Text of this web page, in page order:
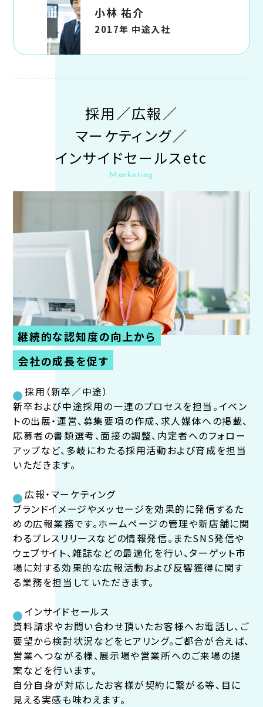
小林 祐介
2017年 中途入社
採用／広報／
マーケティング／
インサイドセールスetc
Marketing
継続的な認知度の向上から
会社の成長を促す
採用（新卒／中途）
新卒および中途採用の一連のプロセスを担当。イベン
トの出展・運営、募集要項の作成、求人媒体への掲載、
応募者の書類選考、面接の調整、内定者へのフォロー
アップなど、多岐にわたる採用活動および育成を担当
いただきます。
広報・マーケティング
ブランドイメージやメッセージを効果的に発信するた
めの広報業務です。ホームページの管理や新店舗に関
わるプレスリリースなどの情報発信。またSNS発信や
ウェブサイト、雑誌などの最適化を行い、ターゲット市
場に対する効果的な広報活動および反響獲得に関す
る業務を担当していただきます。
インサイドセールス
資料請求やお問い合わせ頂いたお客様へお電話し、ご
要望から検討状況などをヒアリング。ご都合が合えば、
営業へつながる様、展示場や営業所へのご来場の提
案などを行います。
自分自身が対応したお客様が契約に繋がる等、目に
見える実感も味わえます。